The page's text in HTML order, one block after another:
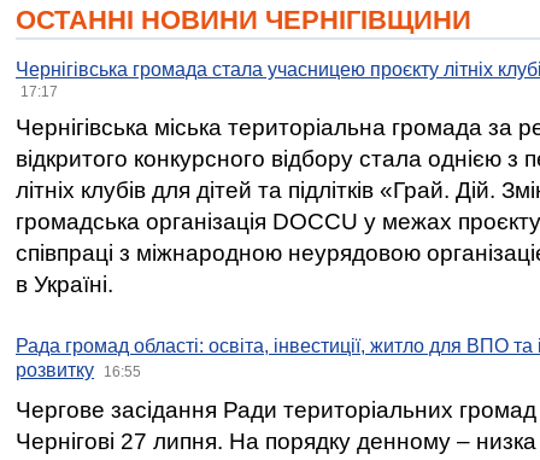
ОСТАННІ НОВИНИ ЧЕРНІГІВЩИНИ
Чернігівська громада стала учасницею проєкту літніх
17:17
Чернігівська міська територіальна громада за
відкритого конкурсного відбору стала однією
літніх клубів для дітей та підлітків «Грай. Дій.
громадська організація DOCCU у межах
співпраці з міжнародною неурядовою
в Україні.
Рада громад області: освіта, інвестиції, житло для ВПО
розвитку
16:55
Чергове засідання Ради територіальних громад
Чернігові 27 липня. На порядку денному –